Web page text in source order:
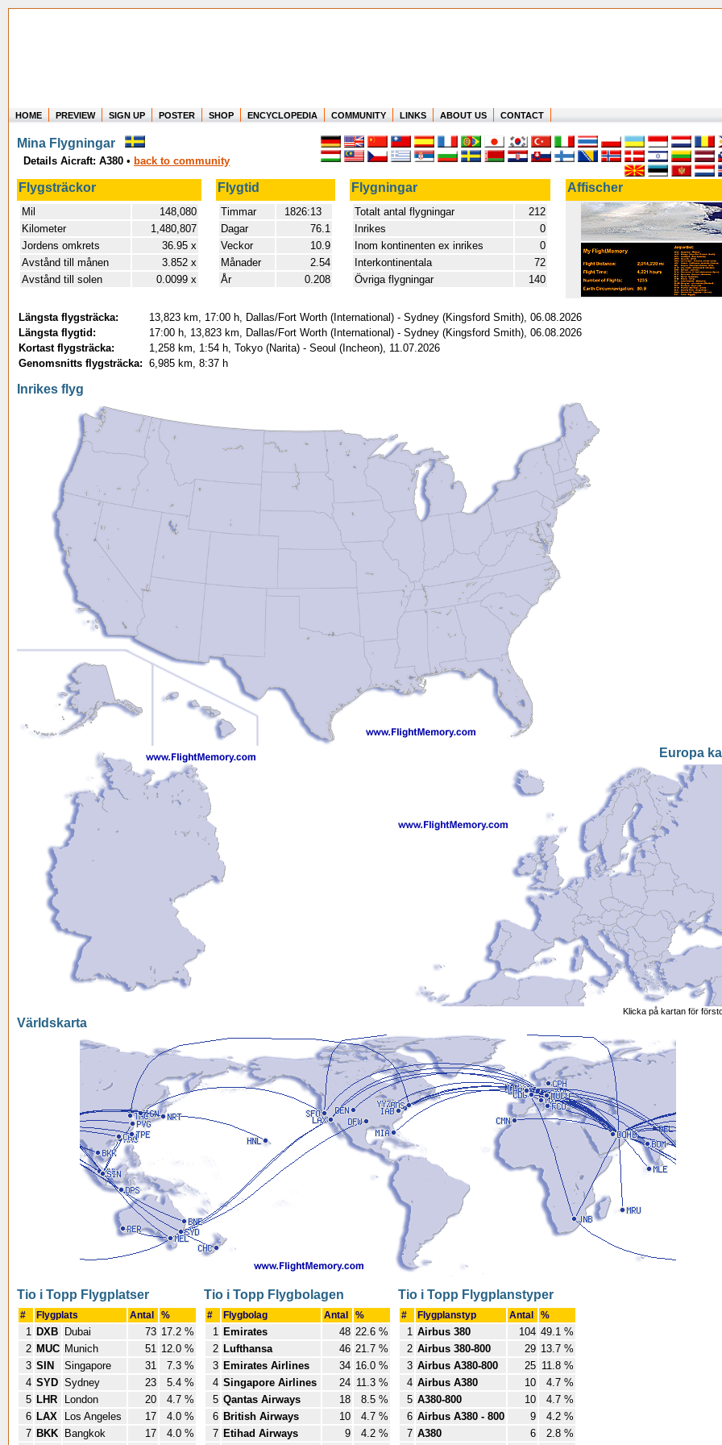
Where in the world have you flown?
How long have you been in the air?
Create your own FlightMemory and see!
HOME PREVIEW SIGN UP POSTER SHOP ENCYCLOPEDIA COMMUNITY LINKS ABOUT US CONTACT
Mina Flygningar
Details Aicraft: A380 • back to community
Flygsträckor Flygtid Flygningar Affischer
Mil
148,080
Kilometer
1,480,807
Jordens omkrets
36.95 x
Avstånd till månen
3.852 x
Avstånd till solen
0.0099 x
Timmar
1826:13
Dagar
76.1
Veckor
10.9
Månader
2.54
År
0.208
Totalt antal flygningar
212
Inrikes
0
Inom kontinenten ex inrikes
0
Interkontinentala
72
Övriga flygningar
140
Längsta flygsträcka:
13,823 km, 17:00 h, Dallas/Fort Worth (International) - Sydney (Kingsford Smith), 06.08.2026
Längsta flygtid:
17:00 h, 13,823 km, Dallas/Fort Worth (International) - Sydney (Kingsford Smith), 06.08.2026
Kortast flygsträcka:
1,258 km, 1:54 h, Tokyo (Narita) - Seoul (Incheon), 11.07.2026
Genomsnitts flygsträcka: 6,985 km, 8:37 h
Inrikes flyg
Europa
Klicka på kartan för
Världskarta
Tio i Topp Flygplatser
# Flygplats Antal %
1 DXB Dubai 73 17.2 %
2 MUC Munich 51 12.0 %
3 SIN Singapore 31
7.3 %
4 SYD Sydney 23
5.4 %
5 LHR London 20
4.7 %
6 LAX Los Angeles 17
4.0 %
7 BKK Bangkok 17
4.0 %
Tio i Topp Flygbolagen
# Flygbolag Antal %
1 Emirates 48 22.6 %
2 Lufthansa 46 21.7 %
3 Emirates Airlines 34 16.0 %
4 Singapore Airlines 24 11.3 %
5 Qantas Airways 18
8.5 %
6 British Airways 10
4.7 %
7 Etihad Airways 9
4.2 %
Tio i Topp Flygplanstyper
# Flygplanstyp Antal %
1 Airbus 380 104 49.1 %
2 Airbus 380-800 29 13.7 %
3 Airbus A380-800 25 11.8 %
4 Airbus A380 10
4.7 %
5 A380-800 10
4.7 %
6 Airbus A380 - 800 9
4.2 %
7 A380 6
2.8 %